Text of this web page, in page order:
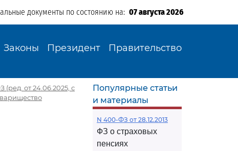
документы по состоянию на: 07 августа 2026
Законы Президент Правительство
(ред. от 24.06.2025, с
Популярные статьи
и материалы
N 400-ФЗ от 28.12.2013
ФЗ о страховых
пенсиях